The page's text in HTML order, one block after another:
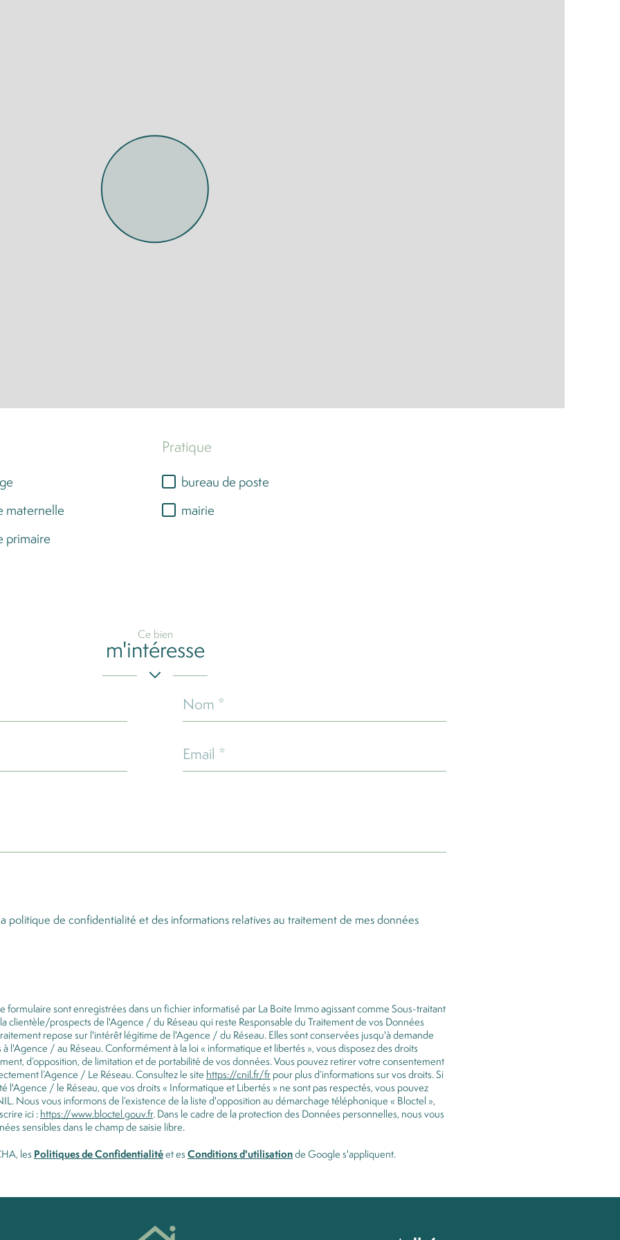
maternelle
primaire
Pratique
bureau de poste
mairie
Ce bien
m'intéresse
Nom
*
Email
*
politique de confidentialité et des informations relatives au traitement de mes données
formulaire sont enregistrées dans un fichier informatisé par La Boite Immo agissant comme Sous-traitant
clientèle/prospects de l'Agence / du Réseau qui reste Responsable du Traitement de vos Données
repose sur l'intérêt légitime de l'Agence / du Réseau. Elles sont conservées jusqu'à demande
l'Agence / au Réseau. Conformément à la loi « informatique et libertés », vous disposez des droits
d’opposition, de limitation et de portabilité de vos données. Vous pouvez retirer votre consentement
l’Agence / Le Réseau. Consultez le site https://cnil.fr/fr pour plus d’informations sur vos droits. Si
l'Agence / le Réseau, que vos droits « Informatique et Libertés » ne sont pas respectés, vous pouvez
Nous vous informons de l’existence de la liste d'opposition au démarchage téléphonique « Bloctel »,
ici : https://www.bloctel.gouv.fr. Dans le cadre de la protection des Données personnelles, nous vous
sensibles dans le champ de saisie libre.
les Politiques de Confidentialitéet es Conditions d'utilisationde Google s'appliquent.